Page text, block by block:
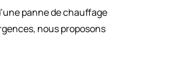
panne de chauffage
nous proposons